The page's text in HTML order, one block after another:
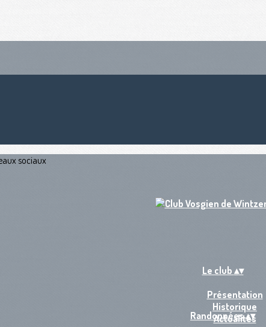
sociaux
Le club ▴▾
Présentation
Historique
Actualités
Randonnées▴▾